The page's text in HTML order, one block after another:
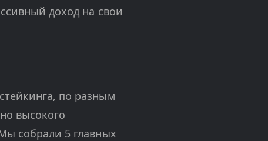
доход на свои
по разным
высокого
собрали 5 главных